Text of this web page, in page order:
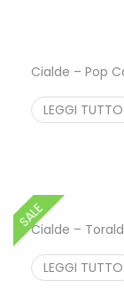
Cialde – Pop
LEGGI TUTTO
SALECialde –
LEGGI TUTTO